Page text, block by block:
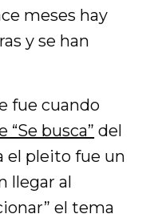
meses hay
y se han
fue cuando
busca” del
el pleito fue un
llegar al
el tema